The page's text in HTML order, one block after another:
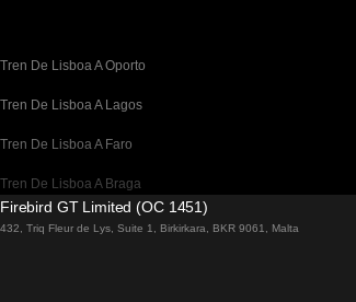
Tren De Lisboa A Oporto
Tren De Lisboa A Lagos
Tren De Lisboa A Faro
Tren De Lisboa A Braga
Tren De Barcelona A Madrid
Firebird GT Limited (OC 1451)
432, Triq Fleur de Lys, Suite 1, Birkirkara, BKR 9061, Malta